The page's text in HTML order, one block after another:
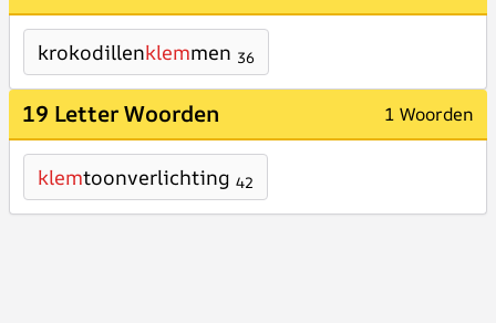
krokodillenklemmen 36
19 Letter Woorden 1 Woorden
klemtoonverlichting 42